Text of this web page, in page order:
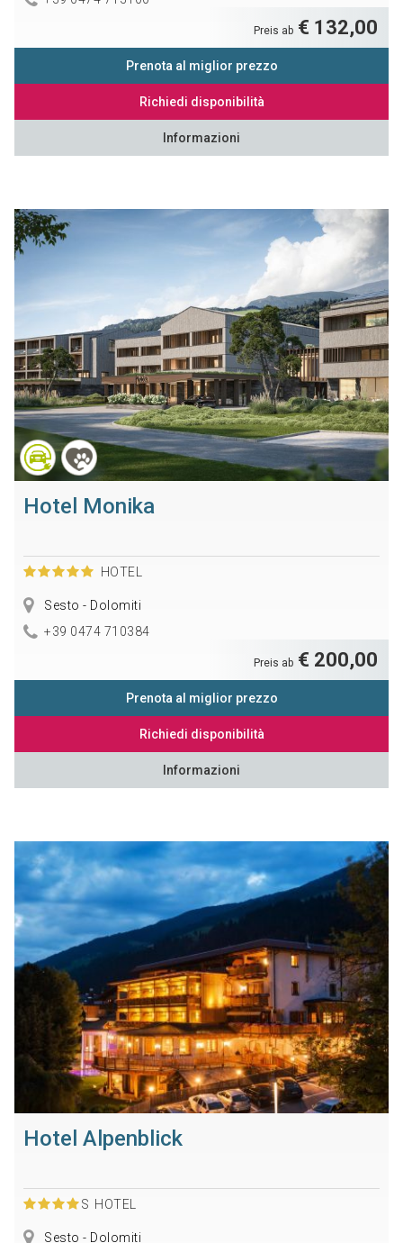
Preis ab € 132,00
Prenota al miglior prezzo
Richiedi disponibilità
Informazioni
Hotel Monika
HOTEL
Sesto - Dolomiti
+39 0474 710384
Preis ab € 200,00
Prenota al miglior prezzo
Richiedi disponibilità
Informazioni
Hotel Alpenblick
S HOTEL
Sesto - Dolomiti